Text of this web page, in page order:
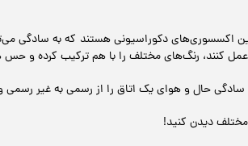
اکسسوری‌های دکوراسیونی هستند که به سادگی
کنند، رنگ‌های مختلف را با هم ترکیب کرده و حس
حال و هوای یک اتاق را از رسمی به غیر رسمی
دیدن کنید!